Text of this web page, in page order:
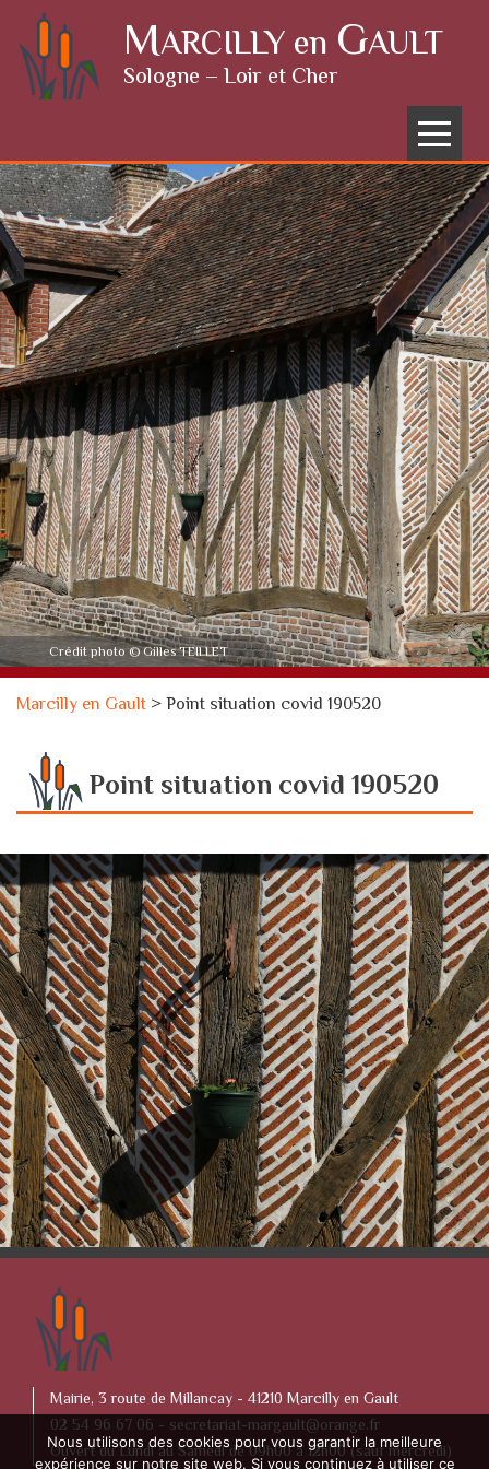
Skip to content MARCILLY en GAULT
Sologne – Loir et Cher
Menu
Crédit photo © Gilles TEILLET
Marcilly en Gault >Point situation covid 190520
Point situation covid 190520
Mairie, 3 route de Millancay - 41210 Marcilly en Gault
02 54 96 67 06 - secretariat-margault@orange.fr
Ouvert du Lundi au Samedi de 09h00 à 12h00 (sauf mercredi)
Nous utilisons des cookies pour vous garantir la meilleure
expérience sur notre site web. Si vous continuez à utiliser ce